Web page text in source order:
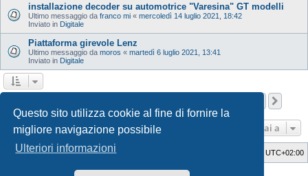
Questo sito utilizza cookie al fine di fornire la
migliore navigazione possibile
Ulteriori informazioni
installazione decoder su automotrice "Varesina" GT modelli
Ultimo messaggio da franco mi « mercoledì 14 luglio 2021, 18:42
Inviato in Digitale
Piattaforma girevole Lenz
Ultimo messaggio da moros « martedì 6 luglio 2021, 13:41
Inviato in Digitale
Vai a
Indice UTC+02:00
GTA game